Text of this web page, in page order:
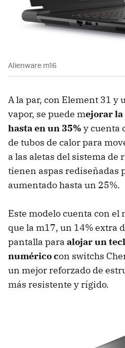
Alienware m16
A la par, con Element 31 y
vapor, se puede mejorar la
hasta en un 35% y cuenta
de tubos de calor para
a las aletas del sistema de
tienen aspas rediseñadas
aumentado hasta un 25%.
Este modelo cuenta con
que la m17, un 14% extra
pantalla para alojar un
numérico con switchs
un mejor reforzado de
más resistente y rígido.